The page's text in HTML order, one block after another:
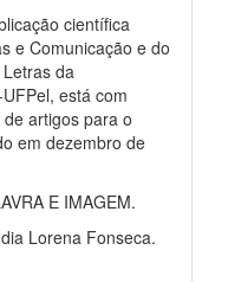
científica
e Comunicação e do
da
está com
artigos para o
em dezembro de
E IMAGEM.
Lorena Fonseca.